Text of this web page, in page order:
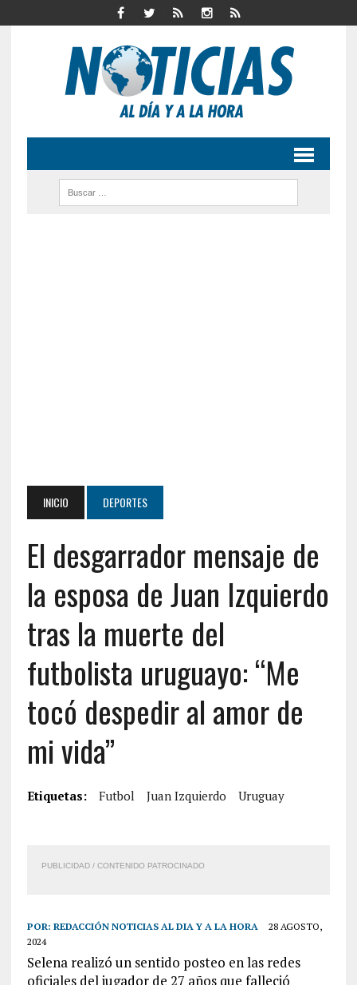
INICIO DEPORTES
El desgarrador mensaje de
la esposa de Juan Izquierdo
tras la muerte del
futbolista uruguayo: “Me
tocó despedir al amor de
mi vida”
Etiquetas: Futbol Juan Izquierdo Uruguay
PUBLICIDAD / CONTENIDO PATROCINADO
POR: REDACCIÓN NOTICIAS AL DIA Y A LA HORA
28 AGOSTO,
2024
Selena realizó un sentido posteo en las redes
oficiales del jugador de 27 años que falleció